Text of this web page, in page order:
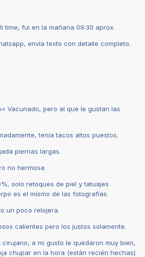
time, fui en la mañana 09:30 aprox.
envía texto con detalle completo.
Vacunado, pero al que le gustan las
tenía tacos altos puestos.
piernas largas.
no hermosa
solo retoques de piel y tatuajes
es el mismo de las fotografías.
un poco relojera.
calientes pero los justos solamente.
cirujano, a mi gusto le quedaron muy bien,
chupar en la hora (están recién hechas)